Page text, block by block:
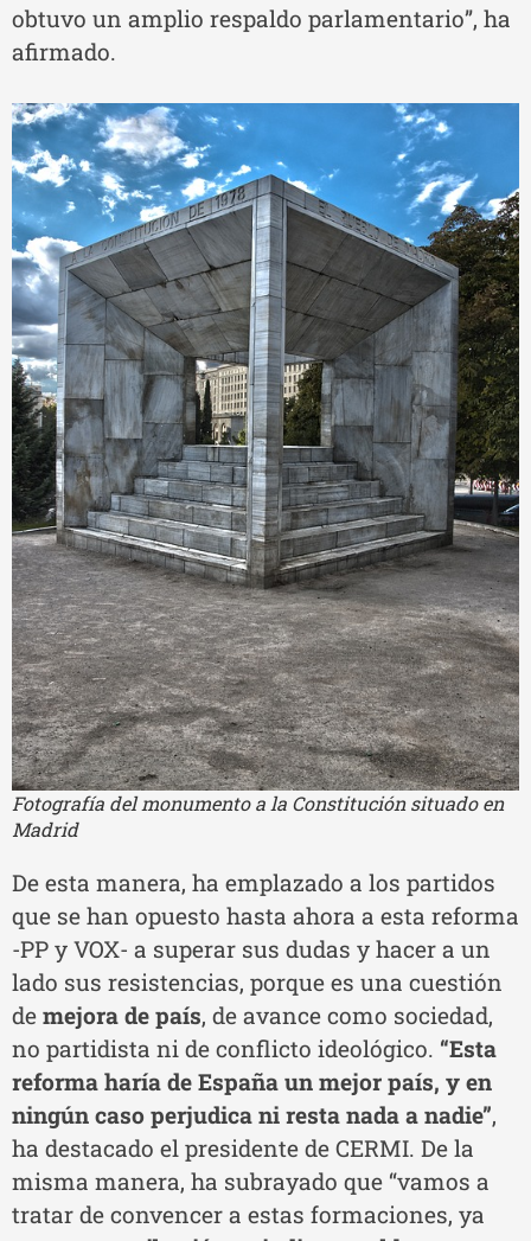
obtuvo un amplio respaldo parlamentario”, ha
afirmado.
Fotografía del monumento a la Constitución situado en
Madrid
De esta manera, ha emplazado a los partidos
que se han opuesto hasta ahora a esta reforma
-PP y VOX- a superar sus dudas y hacer a un
lado sus resistencias, porque es una cuestión
de mejora de país, de avance como sociedad,
no partidista ni de conflicto ideológico. “Esta
reforma haría de España un mejor país, y en
ningún caso perjudica ni resta nada a nadie”,
ha destacado el presidente de CERMI. De la
misma manera, ha subrayado que “vamos a
tratar de convencer a estas formaciones, ya